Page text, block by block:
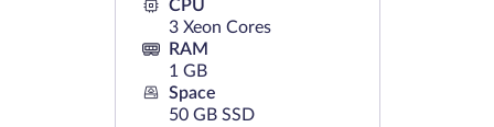
CPU
3 Xeon Cores
RAM
1 GB
Space
50 GB SSD